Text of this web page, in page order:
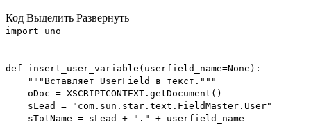
Код Выделить Развернуть
import uno
def insert_user_variable(userfield_name=None):
"""Вставляет UserField в текст."""
oDoc = XSCRIPTCONTEXT.getDocument()
sLead = "com.sun.star.text.FieldMaster.User"
sTotName = sLead + "." + userfield_name